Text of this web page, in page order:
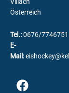
Österreich
Tel.:0676/7746751
E-
Mail: